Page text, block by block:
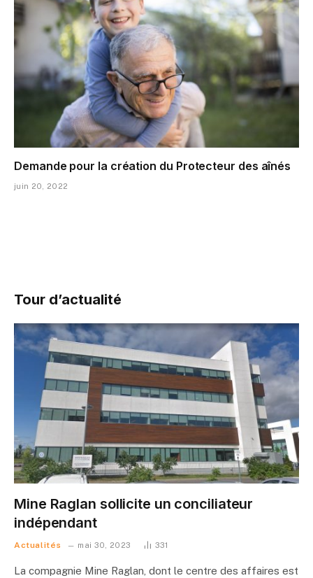
Demande pour la création du Protecteur des aînés
juin 20, 2022
Tour d’actualité
Mine Raglan sollicite un conciliateur
indépendant
Actualités mai 30, 2023 331
La compagnie Mine Raglan, dont le centre des affaires est